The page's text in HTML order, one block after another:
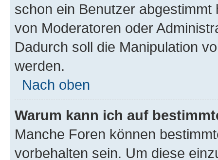
schon ein Benutzer
von Moderatoren oder
Dadurch soll die Manipulation
werden.
Nach oben
Warum kann ich auf
Manche Foren können
vorbehalten sein. Um diese